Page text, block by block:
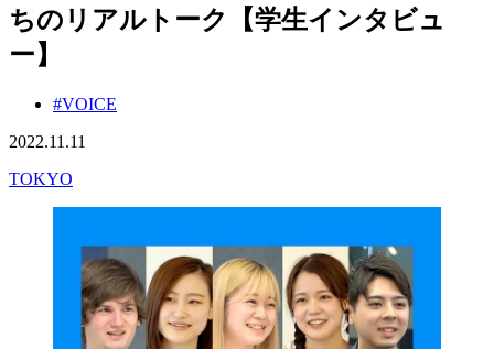
ちのリアルトーク【学生インタビュ
ー】
#VOICE
2022.11.11
TOKYO